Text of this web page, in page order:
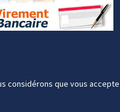
considérons que vous